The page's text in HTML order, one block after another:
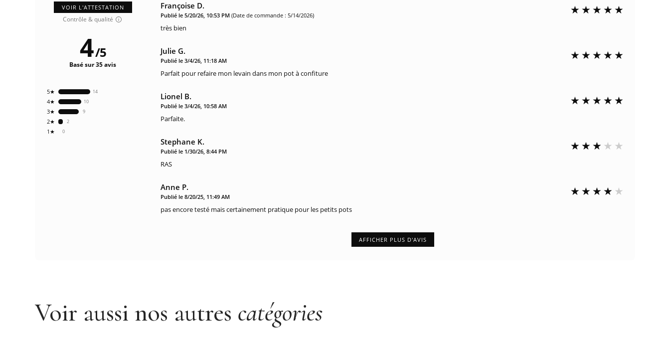
VOIR L'ATTESTATION
Contrôle & qualité
0
1★
2
2★
9
3★
10
4★
14
5★
4/5
Basé sur 35 avis
Françoise D.
Publié le 5/20/26, 10:53 PM (Date de commande : 5/14/2026)
très bien
Julie G.
Publié le 3/4/26, 11:18 AM
Parfait pour refaire mon levain dans mon pot à confiture
Lionel B.
Publié le 3/4/26, 10:58 AM
Parfaite.
Stephane K.
Publié le 1/30/26, 8:44 PM
RAS
Anne P.
Publié le 8/20/25, 11:49 AM
pas encore testé mais certainement pratique pour les petits pots
AFFICHER PLUS D'AVIS
Voir aussi nos autres catégories